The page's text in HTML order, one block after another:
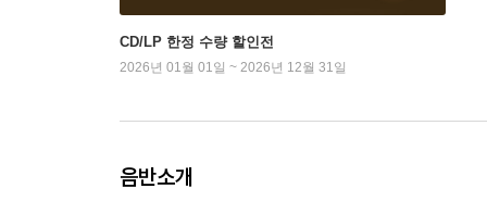
CD/LP 한정 수량 할인전
2026년 01월 01일 ~ 2026년 12월 31일
음반소개